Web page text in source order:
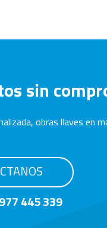
sin
obras llaves en
977 445 339